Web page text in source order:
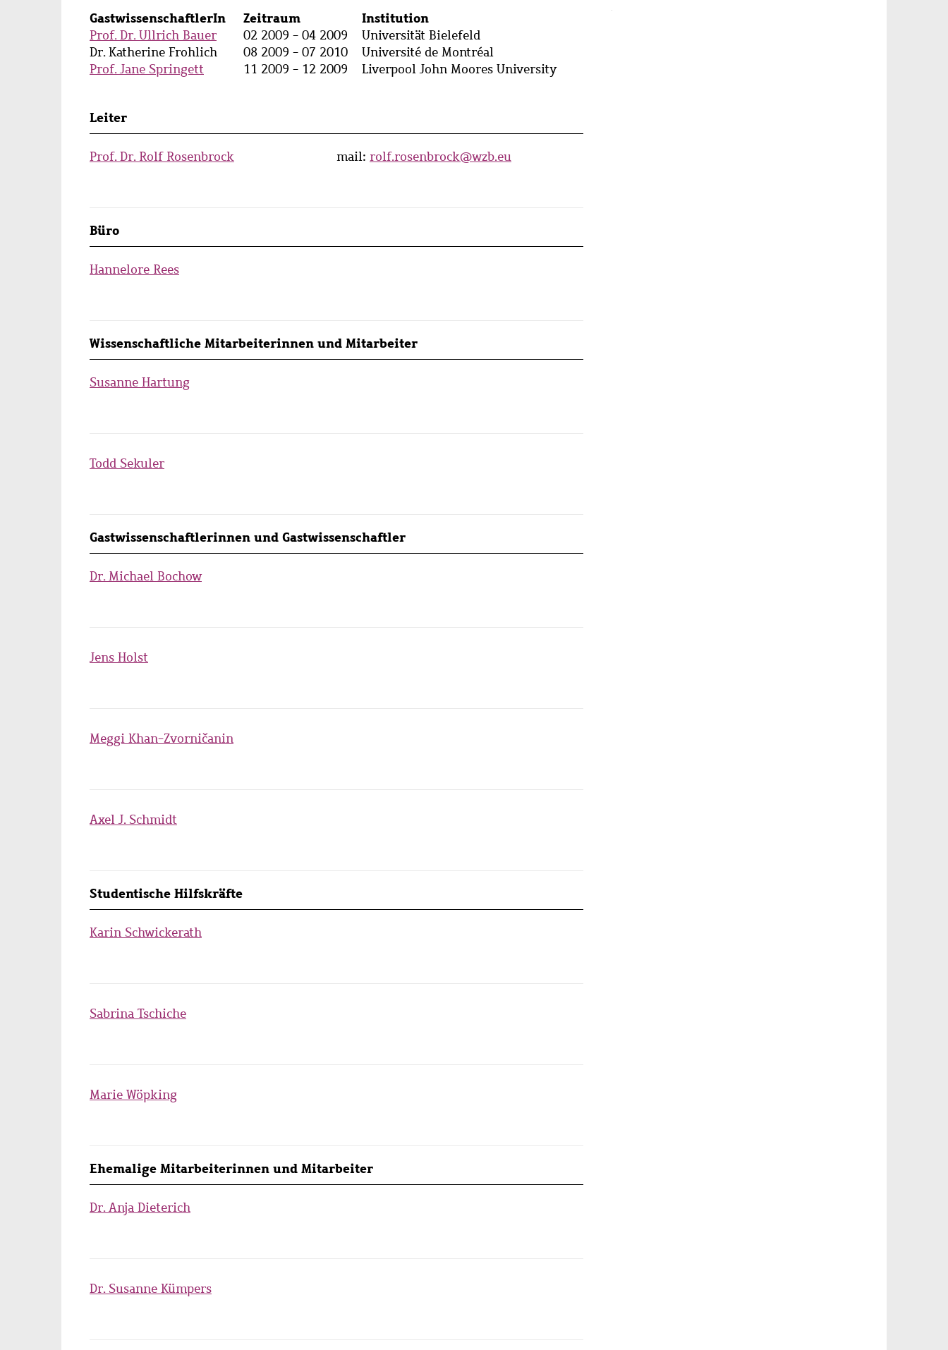
GastwissenschaftlerIn Zeitraum Institution
Prof. Dr. Ullrich Bauer 02 2009 - 04 2009
Universität Bielefeld
Dr. Katherine Frohlich
08 2009 - 07 2010
Université de Montréal
Prof. Jane Springett
11 2009 - 12 2009 Liverpool John Moores University
Persons
lists
Leiter
Prof. Dr. Rolf Rosenbrock mail: rolf.rosenbrock@wzb.eu
Büro
Hannelore Rees
Wissenschaftliche Mitarbeiterinnen und Mitarbeiter
Susanne Hartung
Todd Sekuler
Gastwissenschaftlerinnen und Gastwissenschaftler
Dr. Michael Bochow
Jens Holst
Meggi Khan-Zvorničanin
Axel J. Schmidt
Studentische Hilfskräfte
Karin Schwickerath
Sabrina Tschiche
Marie Wöpking
Ehemalige Mitarbeiterinnen und Mitarbeiter
Dr. Anja Dieterich
Dr. Susanne Kümpers